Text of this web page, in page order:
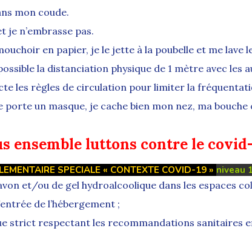
mon coude.
je n’embrasse pas.
en papier, je le jette à la poubelle et me lave
la distanciation physique de 1 mètre avec les
les règles de circulation pour limiter la
porte un masque, je cache bien mon nez, ma
ensemble luttons contre le
SPECIALE « CONTEXTE COVID-19 » niveau
et/ou de gel hydroalcoolique dans les espaces
de l’hébergement ;
strict respectant les recommandations sanitaires